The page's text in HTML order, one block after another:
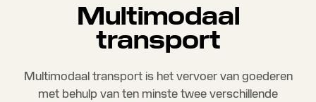
Multimodaal
transport
Multimodaal transport is het vervoer van goederen
met behulp van ten minste twee verschillende